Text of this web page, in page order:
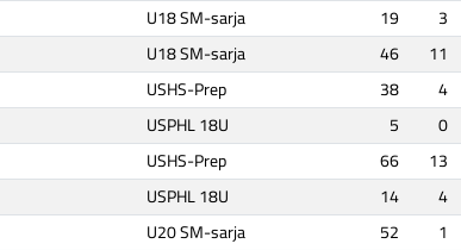
U18 SM-sarja 19 3
U18 SM-sarja 46 11
USHS-Prep 38 4
USPHL 18U 5 0
USHS-Prep 66 13
USPHL 18U 14 4
U20 SM-sarja 52 1